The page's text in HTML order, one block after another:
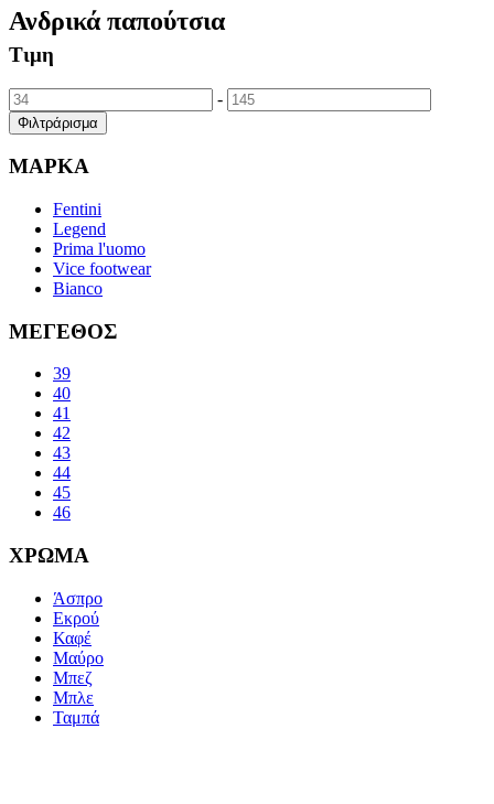
Ανδρικά παπούτσια
Τιμη
-
Φιλτράρισμα
ΜΑΡΚΑ
Fentini
Legend
Prima l'uomo
Vice footwear
Bianco
ΜΕΓΕΘΟΣ
39
40
41
42
43
44
45
46
ΧΡΩΜΑ
Άσπρο
Εκρού
Καφέ
Μαύρο
Μπεζ
Μπλε
Ταμπά